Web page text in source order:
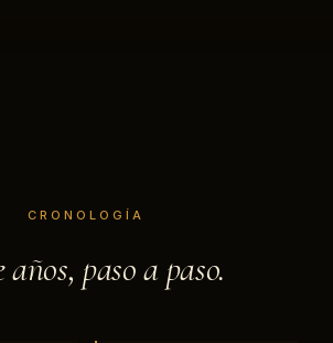
CRONOLOGÍA
años, paso a paso.